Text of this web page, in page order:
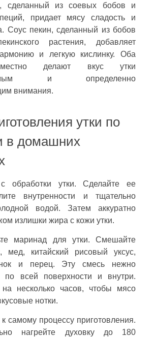
сделанный из соевых бобов и
придает мясу сладость и
Соус пекин, сделанный из бобов
растения, добавляет
и легкую кислинку. Оба
делают вкус утки
и определенно
внимания.
утки по
в домашних
обработки утки. Сделайте ее
внутренности и тщательно
водой. Затем аккуратно
излишки жира с кожи утки.
маринад для утки. Смешайте
мед, китайский рисовый уксус,
и перец. Эту смесь нежно
по всей поверхности и внутри.
несколько часов, чтобы мясо
нотки.
самому процессу приготовления.
нагрейте духовку до 180